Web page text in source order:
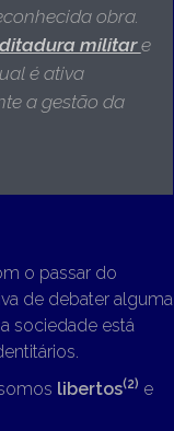
obra.
ditadura militare
é ativa
a gestão da
o passar do
de debater alguma
sociedade está
libertos(2) e